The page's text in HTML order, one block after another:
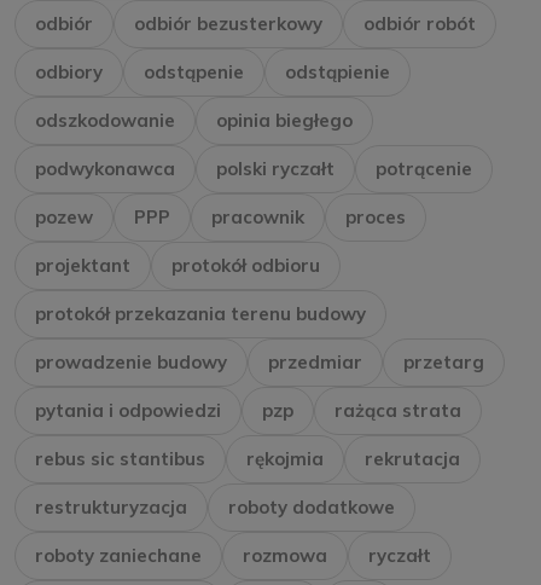
odbiór odbiór bezusterkowy odbiór robót
odbiory odstąpenie odstąpienie
odszkodowanie opinia biegłego
podwykonawca polski ryczałt potrącenie
pozew PPP pracownik proces
projektant protokół odbioru
protokół przekazania terenu budowy
prowadzenie budowy przedmiar przetarg
pytania i odpowiedzi pzp rażąca strata
rebus sic stantibus rękojmia rekrutacja
restrukturyzacja roboty dodatkowe
roboty zaniechane rozmowa ryczałt